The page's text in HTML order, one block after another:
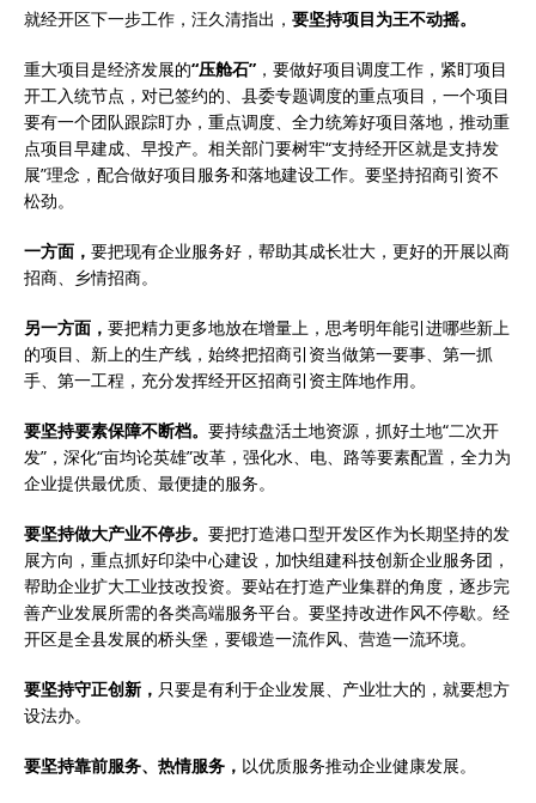
就经开区下一步工作，汪久清指出， 要坚持项目为王不动摇。
重大项目是经济发展的“压舱石” ，要做好项目调度工作，紧盯项目
开工入统节点，对已签约的、县委专题调度的重点项目，一个项目
要有一个团队跟踪盯办，重点调度、全力统筹好项目落地，推动重
点项目早建成、早投产。相关部门要树牢“支持经开区就是支持发
展”理念，配合做好项目服务和落地建设工作。要坚持招商引资不
松劲。
一方面， 要把现有企业服务好，帮助其成长壮大，更好的开展以商
招商、乡情招商。
另一方面， 要把精力更多地放在增量上，思考明年能引进哪些新上
的项目、新上的生产线，始终把招商引资当做第一要事、第一抓
手、第一工程，充分发挥经开区招商引资主阵地作用。
要坚持要素保障不断档。 要持续盘活土地资源，抓好土地“二次开
发”，深化“亩均论英雄”改革，强化水、电、路等要素配置，全力为
企业提供最优质、最便捷的服务。
要坚持做大产业不停步。 要把打造港口型开发区作为长期坚持的发
展方向，重点抓好印染中心建设，加快组建科技创新企业服务团，
帮助企业扩大工业技改投资。要站在打造产业集群的角度，逐步完
善产业发展所需的各类高端服务平台。要坚持改进作风不停歇。经
开区是全县发展的桥头堡，要锻造一流作风、营造一流环境。
要坚持守正创新， 只要是有利于企业发展、产业壮大的，就要想方
设法办。
要坚持靠前服务、热情服务， 以优质服务推动企业健康发展。